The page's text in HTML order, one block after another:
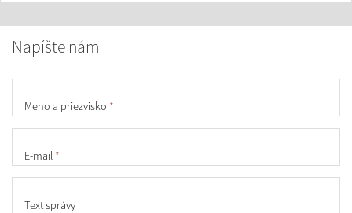
Napíšte nám
Meno a priezvisko *
E-mail *
Text správy